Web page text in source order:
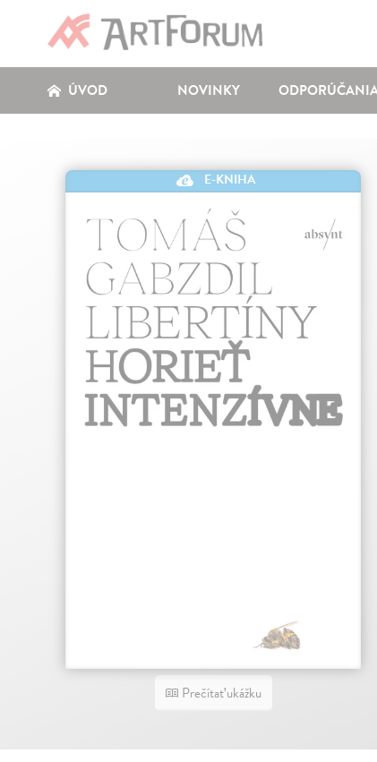
ÚVOD NOVINKY
E-KNIHA
Prečítať ukážku